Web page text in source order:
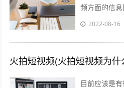
频方面的信
了一些与火
2022-08-16
火拍短视频(火拍短视频为什
目前应该是